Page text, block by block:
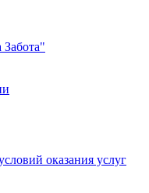
оказания услуг